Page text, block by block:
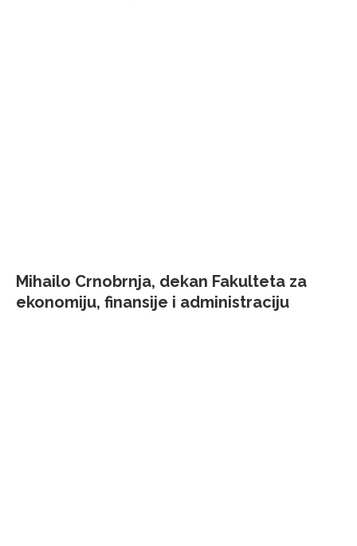
Mihailo Crnobrnja, dekan Fakulteta za
ekonomiju, finansije i administraciju